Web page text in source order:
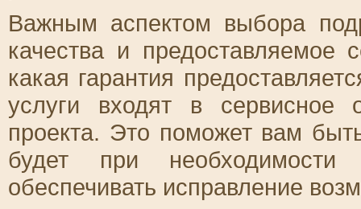
Важным аспектом выбора
качества и предоставляемое
какая гарантия
услуги входят в сервисное
проекта. Это поможет вам
будет при
обеспечивать исправление